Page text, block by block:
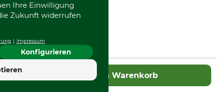
In den Warenkorb
Ihre Einwilligung
Zukunft widerrufen
Impressum
Konfigurieren